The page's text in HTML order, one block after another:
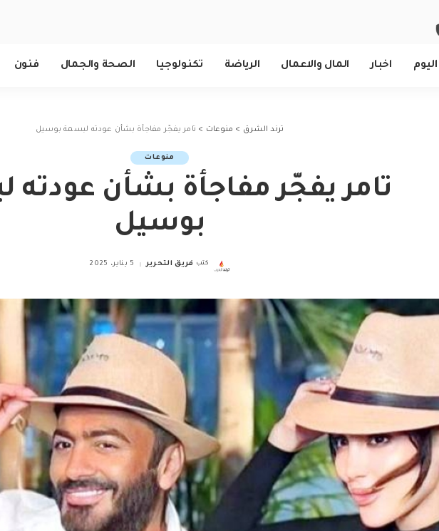
اخبار المال والاعمال الرياضة تكنولوجيا الصحة والجمال فنون
ترند الشرق > منوعات > تامر يفجّر مفاجأة بشأن عودته لبسمة بوسيل
منوعات
تامر يفجّر مفاجأة بشأن عودته
بوسيل
Posted
كتب فريق التحرير 5 يناير، 2025